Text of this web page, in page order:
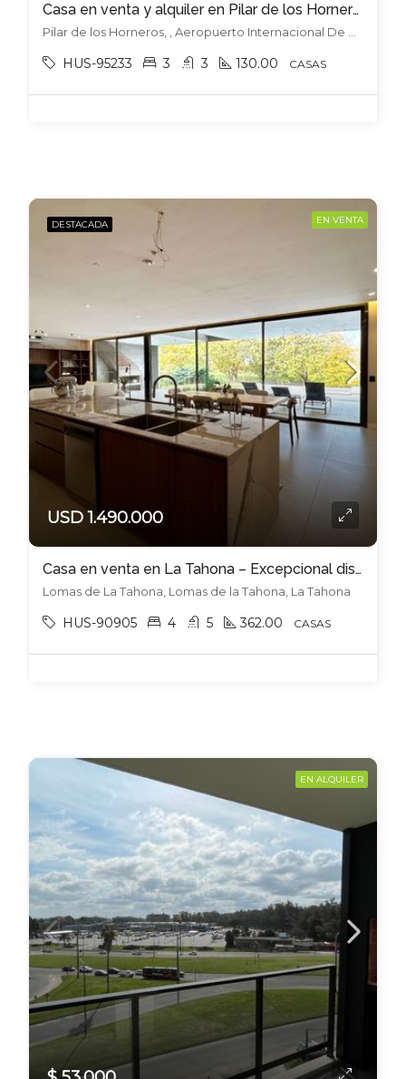
Casa en venta y alquiler en Pilar de los Horneros!
HUS-95233 3 3 130.00 CASAS
DESTACADA EN VENTA
USD 1.490.000
Casa en venta en La Tahona – Excepcional diseño y calidad
Lomas de La Tahona, Lomas de la Tahona, La Tahona
HUS-90905 4 5 362.00 CASAS
EN ALQUILER